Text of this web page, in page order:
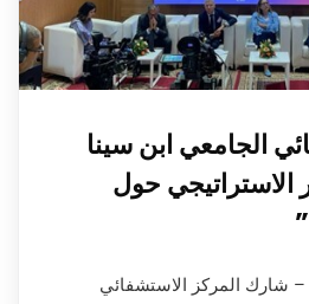
الجامعي ابن سينا
حول
الجمعة 04 يوليوز 2025 – شارك المركز الاستشفائي